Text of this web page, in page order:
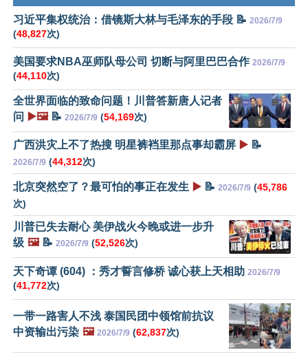
习近平集权统治：借镜斯大林与毛泽东的手段 📝 2026/7/9
(48,827次)
美国要求NBA巫师队母公司 切断与阿里巴巴合作 2026/7/9
(44,110次)
全世界面临的致命问题！川普答新唐人记者
问 ▶️🖼️📝 2026/7/9 (54,169次)
广西洪灾上不了热搜 明星裤裆里那点事却霸屏 ▶️ 📝
2026/7/9 (44,312次)
北京突然空了？最可怕的事正在发生 ▶️ 📝 2026/7/9 (45,786
次)
川普已失去耐心 美伊战火今晚或进一步升
级 🖼️📝 2026/7/9 (52,526次)
天下奇谭 (604) ：秀才誓言修桥 诚心获上天相助 2026/7/9
(41,772次)
一带一路害人不浅 泰国民团中领馆前抗议
中资输出污染 🖼️ 2026/7/9 (62,837次)